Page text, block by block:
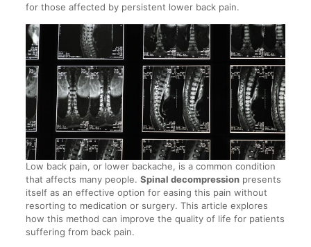
for those affected by persistent lower back pain.
Low back pain, or lower backache, is a common condition
that affects many people. Spinal decompressionpresents
itself as an effective option for easing this pain without
resorting to medication or surgery. This article explores
how this method can improve the quality of life for patients
suffering from back pain.